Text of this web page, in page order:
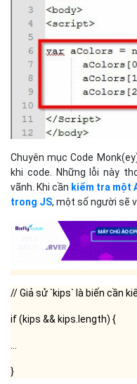
Chuyên mục Code
khi code. Những lỗi này
vãnh. Khi cần kiểm tra một
trong JS, một số người sẽ
// Giả sử `kips` là biến cần
if (kips && kips.length) {
...
}